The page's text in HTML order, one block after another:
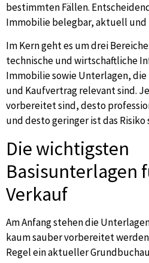
bestimmten Fällen.
Immobilie belegbar, aktuell und
Im Kern geht es um drei
technische und wirtschaftliche
Immobilie sowie Unterlagen,
und Kaufvertrag relevant sind.
vorbereitet sind, desto
und desto geringer ist das
Die wichtigsten
Basisunterlagen
Verkauf
Am Anfang stehen die
kaum sauber vorbereitet
Regel ein aktueller